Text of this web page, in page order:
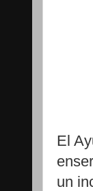
El
un